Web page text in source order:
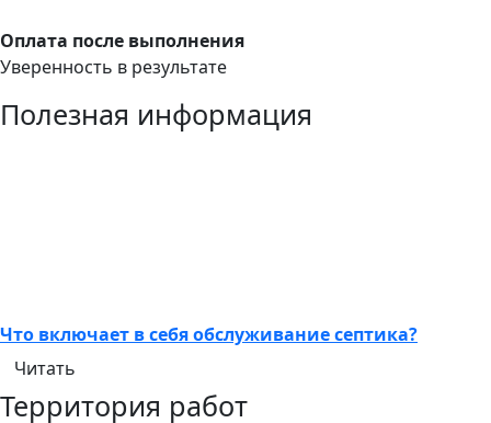
Оплата после выполнения
Уверенность в результате
Полезная информация
Что включает в себя обслуживание септика?
Читать
Территория работ